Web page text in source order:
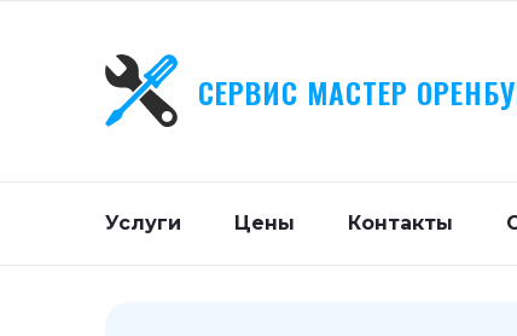
СЕРВИС МАСТЕР
Услуги Цены Контакты